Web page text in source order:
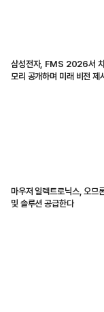
삼성전자, FMS 2026서
모리 공개하며 미래 비전 제시
마우저 일렉트로닉스, 오므
및 솔루션 공급한다